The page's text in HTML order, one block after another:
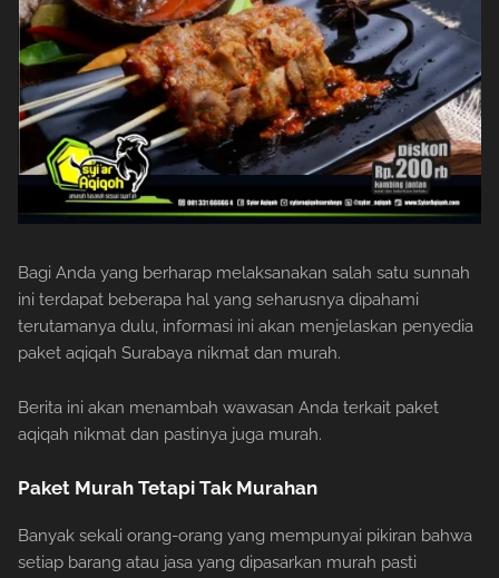
Bagi Anda yang berharap melaksanakan salah satu sunnah
ini terdapat beberapa hal yang seharusnya dipahami
terutamanya dulu, informasi ini akan menjelaskan penyedia
paket aqiqah Surabaya nikmat dan murah.
Berita ini akan menambah wawasan Anda terkait paket
aqiqah nikmat dan pastinya juga murah.
Paket Murah Tetapi Tak Murahan
Banyak sekali orang-orang yang mempunyai pikiran bahwa
setiap barang atau jasa yang dipasarkan murah pasti